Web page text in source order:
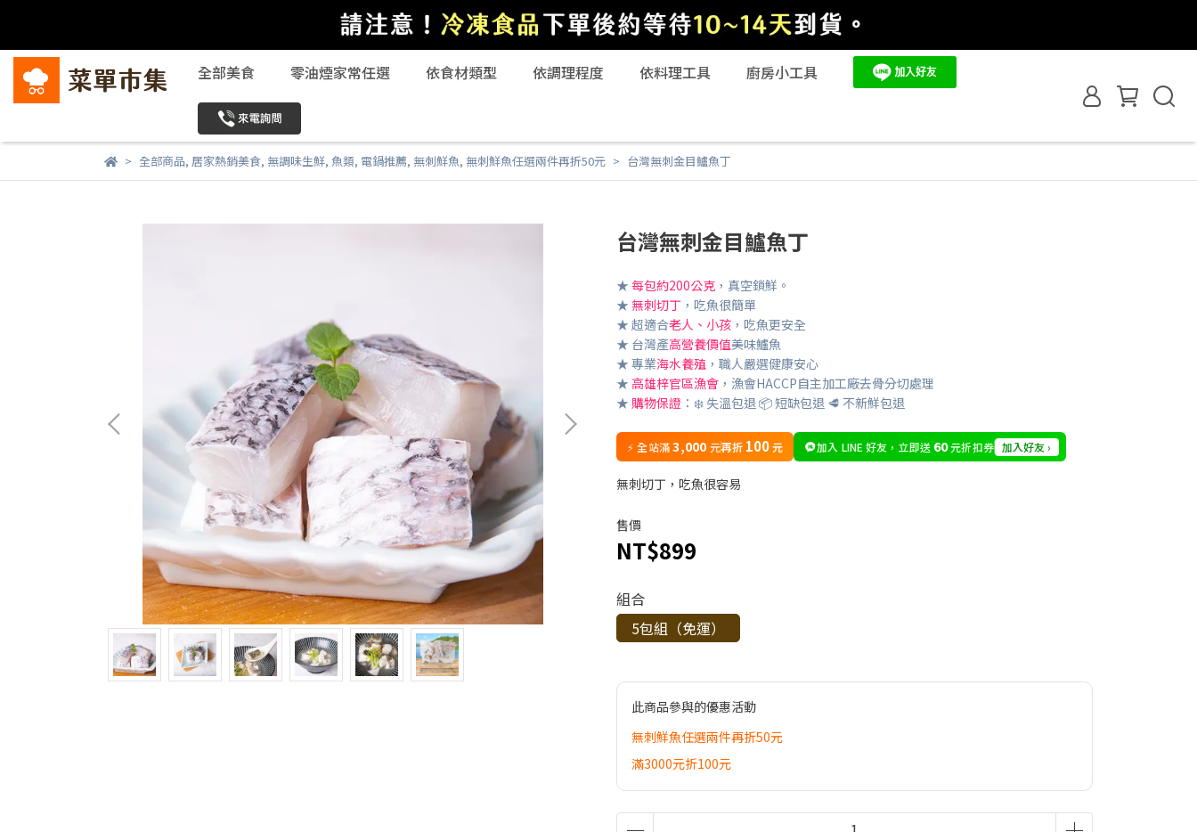
全部美食 零油煙家常任選 依食材類型 依調理程度 依料理工具 廚房小工具
全部商品, 居家熱銷美食, 無調味生鮮, 魚類, 電鍋推薦, 無刺鮮魚, 無刺鮮魚任選兩件再折50元 台灣無刺金目鱸魚丁
台灣無刺金目鱸魚丁
★ 每包約200公克 ，真空鎖鮮。
★ 無刺切丁 ，吃魚很簡單
★ 超適合老人、小孩 ，吃魚更安全
★ 台灣產高營養價值美味鱸魚
★ 專業海水養殖 ，職人嚴選健康安心
★ 高雄梓官區漁會 ，漁會HACCP自主加工廠去骨分切處理
★ 購物保證 ：❄️ 失溫包退 📦 短缺包退 🥩 不新鮮包退
⚡ 全站滿3,000 元再折 100元 加入 LINE 好友，立即送 60元折扣券 加入好友 ›
無刺切丁，吃魚很容易
售價
NT$899
組合
5包組（免運）
此商品參與的優惠活動
無刺鮮魚任選兩件再折50元
滿3000元折100元